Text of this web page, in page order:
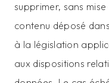
supprimer, sans
contenu déposé
à la législation
aux dispositions